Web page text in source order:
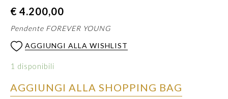
€ 4.200,00
Pendente FOREVER YOUNG
AGGIUNGI ALLA WISHLIST
1 disponibili
AGGIUNGI ALLA SHOPPING BAG